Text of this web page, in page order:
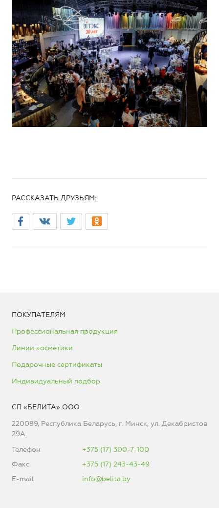
РАССКАЗАТЬ ДРУЗЬЯМ:
ПОКУПАТЕЛЯМ
Профессиональная продукция
Линии косметики
Подарочные сертификаты
Индивидуальный подбор
СП «БЕЛИТА» ООО
220089, Республика Беларусь, г. Минск, ул. Декабристов
29А
Телефон
+375 (17) 300-7-100
Факс
+375 (17) 243-43-49
E-mail
info@belita.by